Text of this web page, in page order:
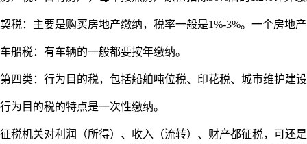
契税：主要是购买房地产缴纳，税率一般是1%-3%。一个房地
车船税：有车辆的一般都要按年缴纳。
第四类：行为目的税，包括船舶吨位税、印花税、城市维护建
行为目的税的特点是一次性缴纳。
征税机关对利润（所得）、收入（流转）、财产都征税，可还